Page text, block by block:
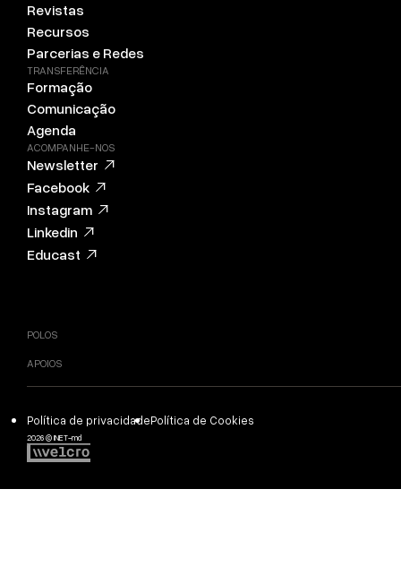
Revistas
Recursos
Parcerias e Redes
TRANSFERÊNCIA
Formação
Comunicação
Agenda
ACOMPANHE-NOS
Newsletter
Facebook
Instagram
Linkedin
Educast
POLOS
APOIOS
2026 © INET-md
Política de privacidadePolítica de Cookies